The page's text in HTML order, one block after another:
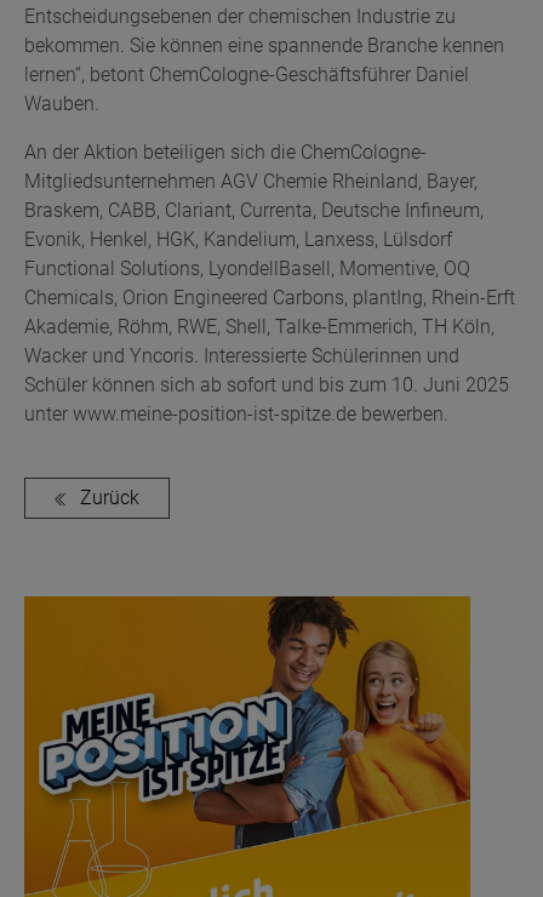
Entscheidungsebenen der chemischen Industrie zu
bekommen. Sie können eine spannende Branche kennen
lernen“, betont ChemCologne-Geschäftsführer Daniel
Wauben.
An der Aktion beteiligen sich die ChemCologne-
Mitgliedsunternehmen AGV Chemie Rheinland, Bayer,
Braskem, CABB, Clariant, Currenta, Deutsche Infineum,
Evonik, Henkel, HGK, Kandelium, Lanxess, Lülsdorf
Functional Solutions, LyondellBasell, Momentive, OQ
Chemicals, Orion Engineered Carbons, plantIng, Rhein-Erft
Akademie, Röhm, RWE, Shell, Talke-Emmerich, TH Köln,
Wacker und Yncoris. Interessierte Schülerinnen und
Schüler können sich ab sofort und bis zum 10. Juni 2025
unter www.meine-position-ist-spitze.de bewerben.
Zurück